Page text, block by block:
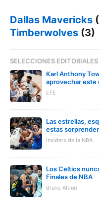
Dallas Mavericks
Timberwolves (3)
SELECCIONES EDITORIALES
Karl Anthony
aprovechar este
EFE
Las estrellas,
estas
Insiders de la NBA
Los Celtics
Finales de NBA
Bruno Altieri